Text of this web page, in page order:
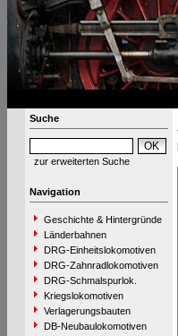
Suche
zur erweiterten Suche
Navigation
Geschichte & Hintergründe
Länderbahnen
DRG-Einheitslokomotiven
DRG-Zahnradlokomotiven
DRG-Schmalspurlok.
Kriegslokomotiven
Verlagerungsbauten
DB-Neubaulokomotiven